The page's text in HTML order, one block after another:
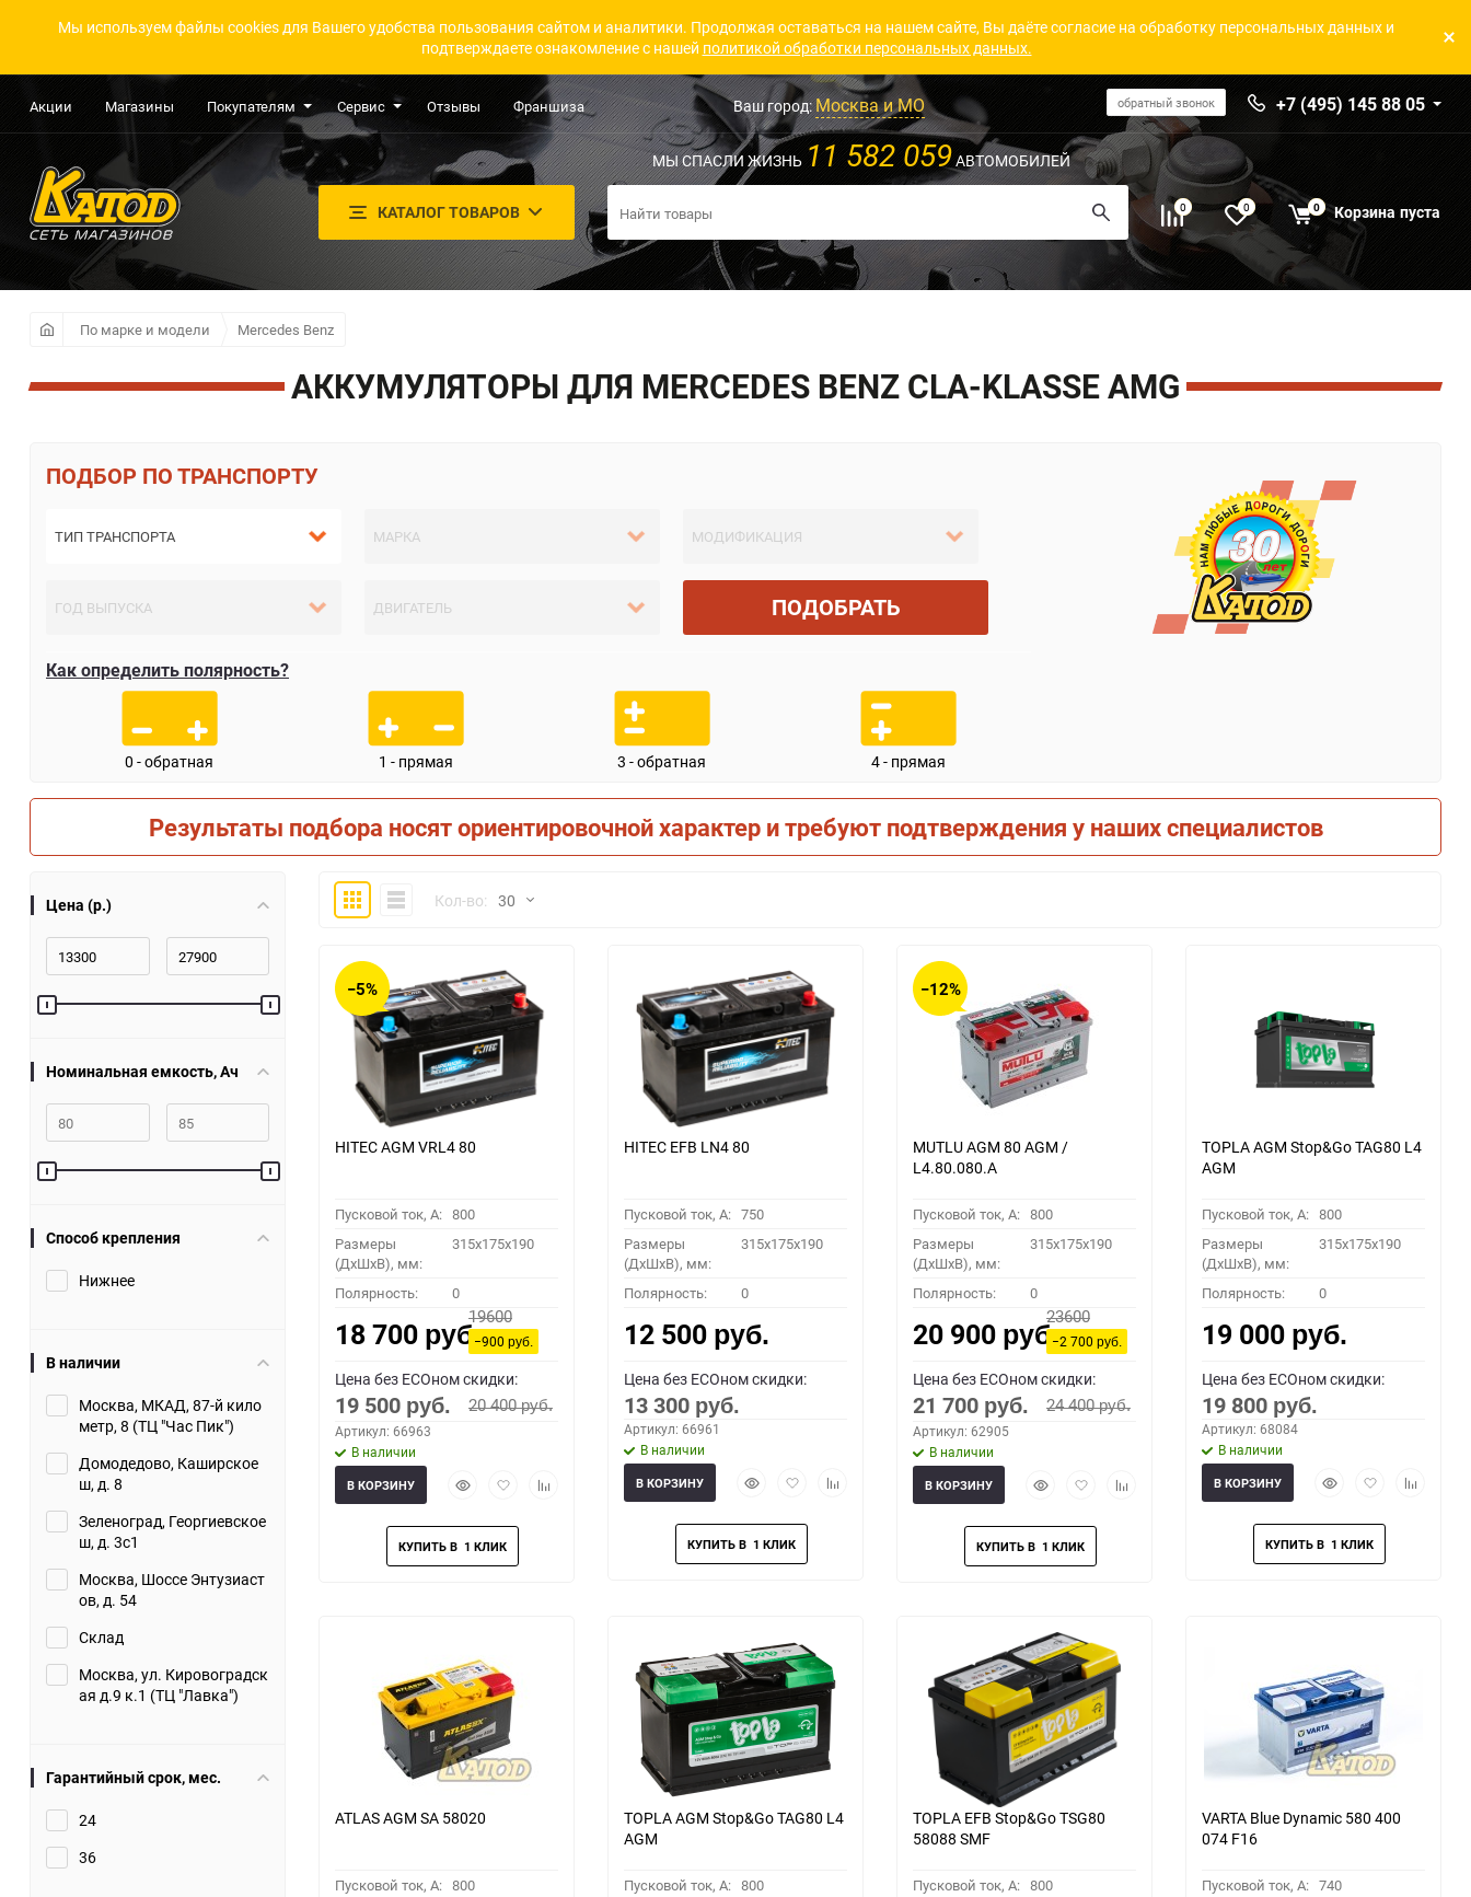
Мы используем файлы cookies для Вашего удобства пользования сайтом и аналитики. Продолжая оставаться на нашем сайте, Вы даёте согласие на обработку персональных данных и
подтверждаете ознакомление с нашей политикой обработки персональных данных.
Акции Магазины Покупателям Сервис Отзывы Франшиза Ваш город:Москва и МО обратный звонок +7 (495) 145 88 05
КАТАЛОГ ТОВАРОВ
МЫ СПАСЛИ ЖИЗНЬ 11 582 059АВТОМОБИЛЕЙ
0 0 0 Корзина пуста
По марке и модели Mercedes Benz
АККУМУЛЯТОРЫ ДЛЯ MERCEDES BENZ CLA-KLASSE AMG
ПО ТРАНСПОРТУ
ПОДОБРАТЬ
Как определить полярность?
0 - обратная 1 - прямая 3 - обратная 4 - прямая
Результаты подбора носят ориентировочной характер и требуют подтверждения у наших специалистов
Цена (р.)
Номинальная емкость, Ач
Способ крепления
Нижнее
В наличии
Москва, МКАД, 87-й кило
метр, 8 (ТЦ "Час Пик")
Домодедово, Каширское
ш, д. 8
Зеленоград, Георгиевское
ш, д. 3с1
Москва, Шоссе Энтузиаст
ов, д. 54
Склад
Москва, ул. Кировоградск
ая д.9 к.1 (ТЦ "Лавка")
Гарантийный срок, мес.
24
36
ПлиткаКомпактноКол-во: 30
60
90
150
−5%
HITEC AGM VRL4 80
Пусковой ток, A: 800
Размеры
(ДхШхВ), мм:
315x175x190
Полярность: 0
18 700 руб.
19600
−900руб.
Цена без ECOном скидки:
19 500 руб. 20 400руб.
Артикул: 66963
В наличии
БыстрыйДобавить
избранное
Добавить
В КОРЗИНУ
HITEC EFB LN4 80
Пусковой ток, A: 750
Размеры
(ДхШхВ), мм:
315x175x190
Полярность: 0
12 500 руб.
Цена без ECOном скидки:
13 300 руб.
Артикул: 66961
В наличии
БыстрыйДобавить
избранное
Добавить
В КОРЗИНУ
−12%
MUTLU AGM 80 AGM /
L4.80.080.A
Пусковой ток, A: 800
Размеры
(ДхШхВ), мм:
315x175x190
Полярность: 0
20 900 руб.
23600
−2 700руб.
Цена без ECOном скидки:
21 700 руб. 24 400руб.
Артикул: 62905
В наличии
БыстрыйДобавить
избранное
Добавить
В КОРЗИНУ
TOPLA AGM Stop&Go TAG80 L4
AGM
Пусковой ток, A: 800
Размеры
(ДхШхВ), мм:
315x175x190
Полярность: 0
19 000 руб.
Цена без ECOном скидки:
19 800 руб.
Артикул: 68084
В наличии
БыстрыйДобавить
избранное
Добавить
В КОРЗИНУ
ATLAS AGM SA 58020
Пусковой ток, A: 800
TOPLA AGM Stop&Go TAG80 L4
AGM
Пусковой ток, A: 800
TOPLA EFB Stop&Go TSG80
58088 SMF
Пусковой ток, A: 800
VARTA Blue Dynamic 580 400
074 F16
Пусковой ток, A: 740